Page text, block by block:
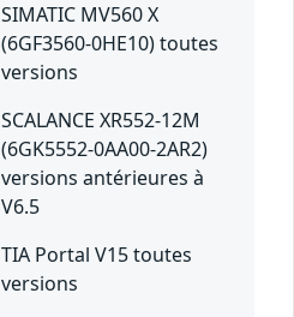
SIMATIC MV560 X
(6GF3560-0HE10) toutes
versions
SCALANCE XR552-12M
(6GK5552-0AA00-2AR2)
versions antérieures à
V6.5
TIA Portal V15 toutes
versions